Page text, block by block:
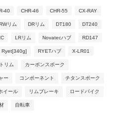
40 CHR-46 CHR-55 CX-RAY
リム DRリム DT180 DT240
LRリム Novatecハブ RD147
Ryet[340g] RYETハブ X-LR01
リム カーボンスポーク
ー コンポーネント チタンスポーク
イール リムブレーキ ロードバイク
自転車